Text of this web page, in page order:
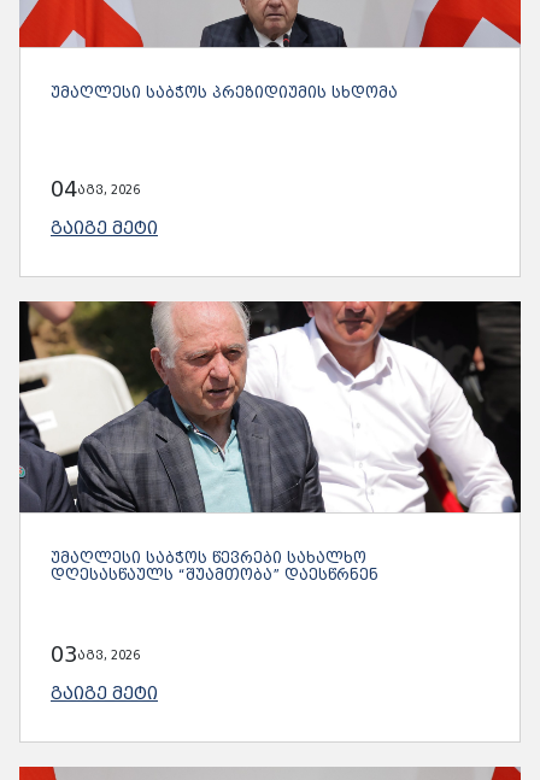
ᲣᲛᲐᲦᲚᲔᲡᲘ ᲡᲐᲑᲭᲝᲡ ᲞᲠᲔᲖᲘᲓᲘᲣᲛᲘᲡ ᲡᲮᲓᲝᲛᲐ
04აგვ, 2026
ᲒᲐᲘᲒᲔ ᲛᲔᲢᲘ
ᲣᲛᲐᲦᲚᲔᲡᲘ ᲡᲐᲑᲭᲝᲡ ᲬᲔᲕᲠᲔᲑᲘ ᲡᲐᲮᲐᲚᲮᲝ
ᲓᲦᲔᲡᲐᲡᲬᲐᲣᲚᲡ “ᲨᲣᲐᲛᲗᲝᲑᲐ” ᲓᲐᲔᲡᲬᲠᲜᲔᲜ
03აგვ, 2026
ᲒᲐᲘᲒᲔ ᲛᲔᲢᲘ